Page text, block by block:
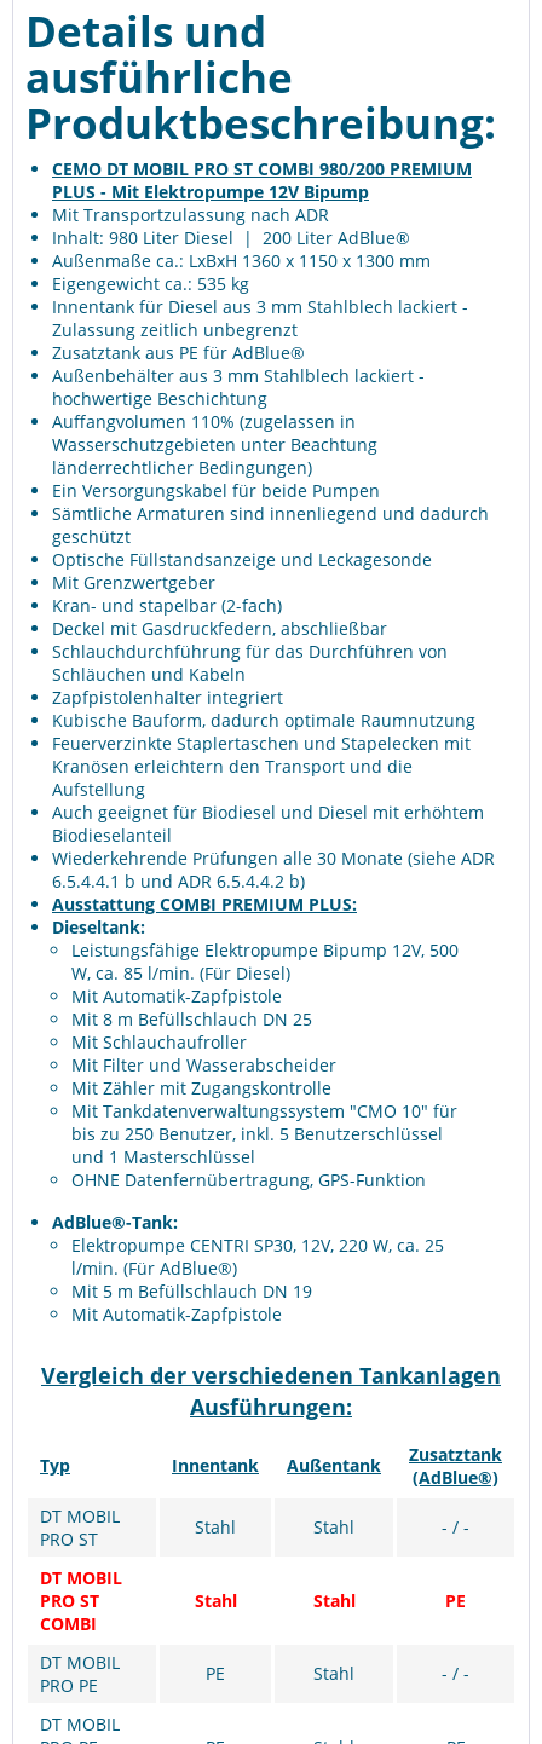
Details und
ausführliche
Produktbeschreibung:
CEMO DT MOBIL PRO ST COMBI 980/200 PREMIUM
PLUS - Mit Elektropumpe 12V Bipump
Mit Transportzulassung nach ADR
Inhalt: 980 Liter Diesel | 200 Liter AdBlue®
Außenmaße ca.: LxBxH 1360 x 1150 x 1300 mm
Eigengewicht ca.: 535 kg
Innentank für Diesel aus 3 mm Stahlblech lackiert -
Zulassung zeitlich unbegrenzt
Zusatztank aus PE für AdBlue®
Außenbehälter aus 3 mm Stahlblech lackiert -
hochwertige Beschichtung
Auffangvolumen 110% (zugelassen in
Wasserschutzgebieten unter Beachtung
länderrechtlicher Bedingungen)
Ein Versorgungskabel für beide Pumpen
Sämtliche Armaturen sind innenliegend und dadurch
geschützt
Optische Füllstandsanzeige und Leckagesonde
Mit Grenzwertgeber
Kran- und stapelbar (2-fach)
Deckel mit Gasdruckfedern, abschließbar
Schlauchdurchführung für das Durchführen von
Schläuchen und Kabeln
Zapfpistolenhalter integriert
Kubische Bauform, dadurch optimale Raumnutzung
Feuerverzinkte Staplertaschen und Stapelecken mit
Kranösen erleichtern den Transport und die
Aufstellung
Auch geeignet für Biodiesel und Diesel mit erhöhtem
Biodieselanteil
Wiederkehrende Prüfungen alle 30 Monate (siehe ADR
6.5.4.4.1 b und ADR 6.5.4.4.2 b)
Ausstattung COMBI PREMIUM PLUS:
Dieseltank:
Leistungsfähige Elektropumpe Bipump 12V, 500
W, ca. 85 l/min. (Für Diesel)
Mit Automatik-Zapfpistole
Mit 8 m Befüllschlauch DN 25
Mit Schlauchaufroller
Mit Filter und Wasserabscheider
Mit Zähler mit Zugangskontrolle
Mit Tankdatenverwaltungssystem "CMO 10" für
bis zu 250 Benutzer, inkl. 5 Benutzerschlüssel
und 1 Masterschlüssel
OHNE Datenfernübertragung, GPS-Funktion
AdBlue®-Tank:
Elektropumpe CENTRI SP30, 12V, 220 W, ca. 25
l/min. (Für AdBlue®)
Mit 5 m Befüllschlauch DN 19
Mit Automatik-Zapfpistole
Vergleich der verschiedenen Tankanlagen
Ausführungen:
Typ Innentank Außentank
Zusatztank
(AdBlue®)
DT MOBIL
PRO ST
Stahl Stahl - / -
DT MOBIL
PRO ST
COMBI
Stahl Stahl PE
DT MOBIL
PRO PE
PE Stahl - / -
DT MOBIL